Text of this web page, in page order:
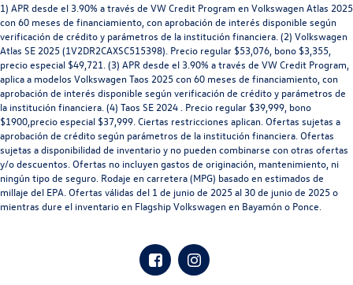
1) APR desde el 3.90% a través de VW Credit Program en Volkswagen Atlas 2025
con 60 meses de financiamiento, con aprobación de interés disponible según
verificación de crédito y parámetros de la institución financiera. (2) Volkswagen
Atlas SE 2025 (1V2DR2CAXSC515398). Precio regular $53,076, bono $3,355,
precio especial $49,721. (3) APR desde el 3.90% a través de VW Credit Program,
aplica a modelos Volkswagen Taos 2025 con 60 meses de financiamiento, con
aprobación de interés disponible según verificación de crédito y parámetros de
la institución financiera. (4) Taos SE 2024 . Precio regular $39,999, bono
$1900,precio especial $37,999. Ciertas restricciones aplican. Ofertas sujetas a
aprobación de crédito según parámetros de la institución financiera. Ofertas
sujetas a disponibilidad de inventario y no pueden combinarse con otras ofertas
y/o descuentos. Ofertas no incluyen gastos de originación, mantenimiento, ni
ningún tipo de seguro. Rodaje en carretera (MPG) basado en estimados de
millaje del EPA. Ofertas válidas del 1 de junio de 2025 al 30 de junio de 2025 o
mientras dure el inventario en Flagship Volkswagen en Bayamón o Ponce.